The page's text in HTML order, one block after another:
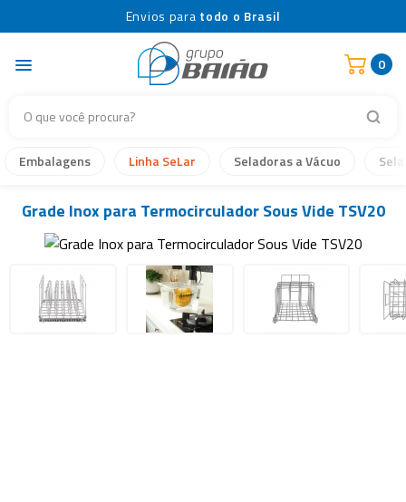
Envios para todo o Brasil
0
Embalagens Linha SeLar Seladoras a Vácuo
Grade Inox para Termocirculador Sous Vide TSV20